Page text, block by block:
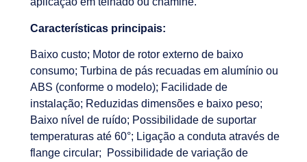
Características principais:
Baixo custo; Motor de rotor externo de baixo
consumo; Turbina de pás recuadas em alumínio ou
ABS (conforme o modelo); Facilidade de
instalação; Reduzidas dimensões e baixo peso;
Baixo nível de ruído; Possibilidade de suportar
temperaturas até 60°; Ligação a conduta através de
flange circular; Possibilidade de variação de